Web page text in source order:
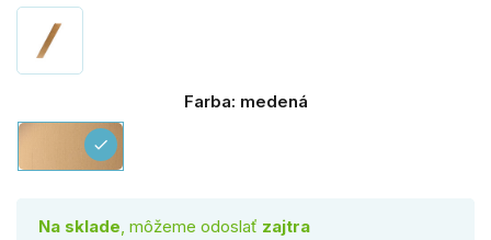
Farba: medená
medená
check
Na sklade , môžeme odoslať zajtra